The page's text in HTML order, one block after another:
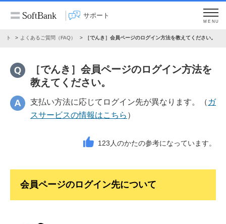
サポート
MENU
ト よくあるご質問（FAQ） ［でんき］会員ページのログイン方法を教えてください。
［でんき］会員ページのログイン方法を
教えてください。
支払い方法に応じてログイン先が異なります。（ ガ
スサービスの情報はこちら ）
123 人のかたの参考になっています。
会員ページのログイン先について